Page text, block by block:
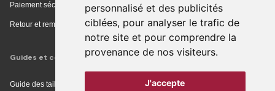
personnalisé et des publicités
ciblées, pour analyser le trafic de
notre site et pour comprendre la
provenance de nos visiteurs.
J'accepte
Paiement sécurisé
Retour et remboursement
Guides et conseils
Guide des tailles